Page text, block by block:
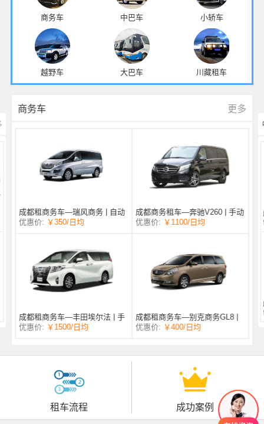
商务车 中巴车 小轿车
越野车 大巴车 川藏租车
商务车 更多
成都租商务车—瑞风商务 | 自动
挡 | 7座
优惠价: ￥350/日均
成都商务租车—奔驰V260 | 手动
挡 |
优惠价: ￥1100/日均
成都租商务车—丰田埃尔法 | 手
自一体 |
优惠价: ￥1500/日均
成都租商务车—别克商务GL8 |
自动挡 | 7座
优惠价: ￥400/日均
租车流程 成功案例